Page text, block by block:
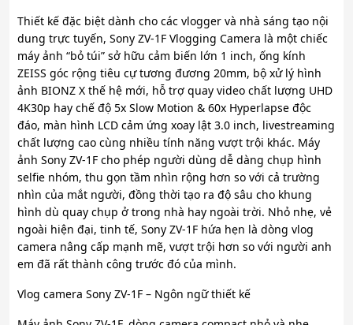
Thiết kế đặc biệt dành cho các vlogger và nhà sáng tạo nội
dung trực tuyến, Sony ZV-1F Vlogging Camera là một chiếc
máy ảnh “bỏ túi” sở hữu cảm biến lớn 1 inch, ống kính
ZEISS góc rộng tiêu cự tương đương 20mm, bộ xử lý hình
ảnh BIONZ X thế hệ mới, hỗ trợ quay video chất lượng UHD
4K30p hay chế độ 5x Slow Motion & 60x Hyperlapse độc
đáo, màn hình LCD cảm ứng xoay lật 3.0 inch, livestreaming
chất lượng cao cùng nhiều tính năng vượt trội khác. Máy
ảnh Sony ZV-1F cho phép người dùng dễ dàng chụp hình
selfie nhóm, thu gọn tầm nhìn rộng hơn so với cả trường
nhìn của mắt người, đồng thời tạo ra độ sâu cho khung
hình dù quay chụp ở trong nhà hay ngoài trời. Nhỏ nhẹ, vẻ
ngoài hiện đại, tinh tế, Sony ZV-1F hứa hẹn là dòng vlog
camera nâng cấp mạnh mẽ, vượt trội hơn so với người anh
em đã rất thành công trước đó của mình.
Vlog camera Sony ZV-1F – Ngôn ngữ thiết kế